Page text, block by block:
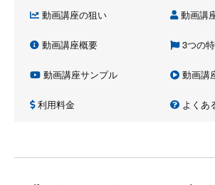
動画講座の狙い 動画講
動画講座概要 3つの
動画講座サンプル 動画講
利用料金 よくあ